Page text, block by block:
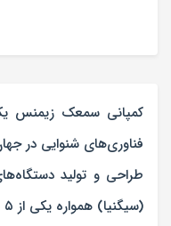
کمپانی سمعک زیمنس
طراحی و تولید